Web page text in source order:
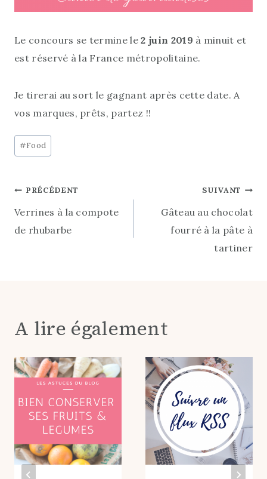
Le concours se termine le 2 juin 2019 à minuit et
est réservé à la France métropolitaine.
Je tirerai au sort le gagnant après cette date. A
vos marques, prêts, partez !!
Post
Tags:
#Food
Navigation
de
PRÉCÉDENT
Verrines à la compote
de rhubarbe
SUIVANT
Gâteau au chocolat
fourré à la pâte à
tartiner
A lire également